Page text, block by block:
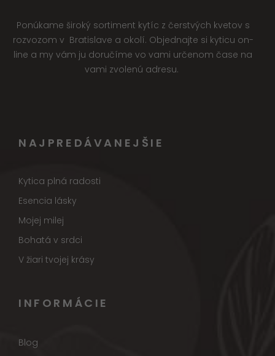
Ponúkame široký sortiment kytíc z čerstvých kvetov s
rozvozom v Bratislave a okolí. Objednajte si kyticu on-
line a my vám ju doručíme vo vami určenom čase na
vami zvolenú adresu.
NAJPREDÁVANEJŠIE
Kytica plná radosti
Esencia lásky
Mojej milej
Bohatá v srdci
V žiari tvojej krásy
INFORMÁCIE
Blog